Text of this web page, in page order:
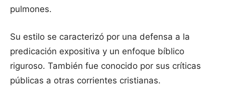
pulmones.
Su estilo se caracterizó por una defensa a la
predicación expositiva y un enfoque bíblico
riguroso. También fue conocido por sus críticas
públicas a otras corrientes cristianas.